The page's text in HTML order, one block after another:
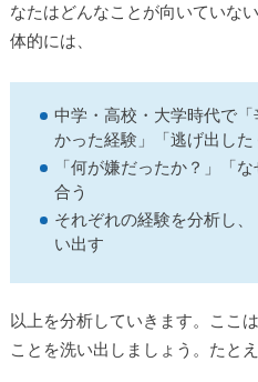
なたはどんなことが向いていな
体的には、
中学・高校・大学時代で
かった経験」「逃げ出し
「何が嫌だったか？」「
合う
それぞれの経験を分析し
い出す
以上を分析していきます。ここ
ことを洗い出しましょう。たと